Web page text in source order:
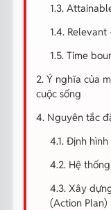
1.3.
1.4.
1.5. Time
2. Ý nghĩa của
cuộc sống
4. Nguyên tắc
4.1. Định
4.2. Hệ
4.3. Xây
(Action Plan)